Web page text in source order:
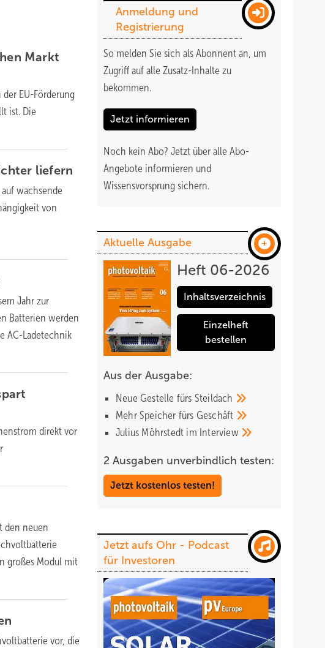
Markt
EU-Förderung
ist. Die
liefern
wachsende
von
Jahr zur
Batterien werden
AC-Ladetechnik
direkt vor
den neuen
großes Modul mit
vor, die
Anmeldung und
Registrierung
So melden Sie sich als Abonnent an, um
Zugriff auf alle Zusatz-Inhalte zu
bekommen.
Jetzt informieren
Noch kein Abo? Jetzt über alle Abo-
Angebote informieren und
Wissensvorsprung sichern.
Aktuelle Ausgabe
Heft 06-2026
Inhaltsverzeichnis
Einzelheft
bestellen
Aus der Ausgabe:
Neue Gestelle fürs Steildach
Mehr Speicher fürs Geschäft
Julius Möhrstedt im Interview
2 Ausgaben unverbindlich testen:
Jetzt kostenlos testen!
Jetzt aufs Ohr - Podcast
für Investoren